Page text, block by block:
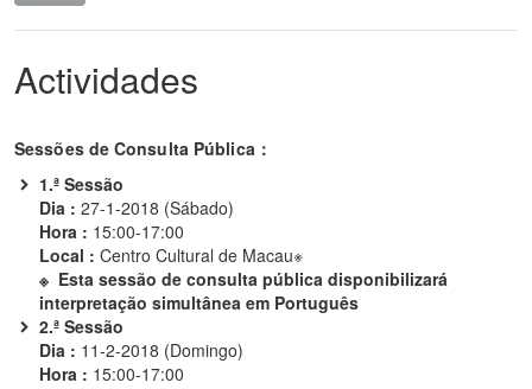
Actividades
Sessões de Consulta Pública：
1.ª Sessão
Dia : 27-1-2018 (Sábado)
Hora : 15:00-17:00
Local : Centro Cultural de Macau※
※ Esta sessão de consulta pública disponibilizará
interpretação simultânea em Português
2.ª Sessão
Dia : 11-2-2018 (Domingo)
Hora : 15:00-17:00